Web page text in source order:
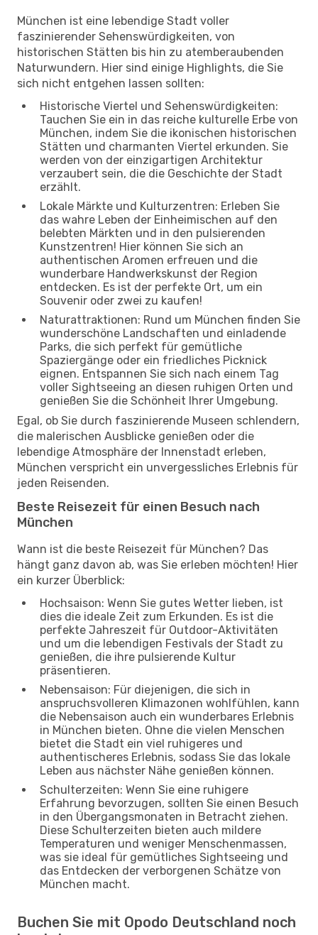
München ist eine lebendige Stadt voller
faszinierender Sehenswürdigkeiten, von
historischen Stätten bis hin zu atemberaubenden
Naturwundern. Hier sind einige Highlights, die Sie
sich nicht entgehen lassen sollten:
Historische Viertel und Sehenswürdigkeiten:
Tauchen Sie ein in das reiche kulturelle Erbe von
München, indem Sie die ikonischen historischen
Stätten und charmanten Viertel erkunden. Sie
werden von der einzigartigen Architektur
verzaubert sein, die die Geschichte der Stadt
erzählt.
Lokale Märkte und Kulturzentren: Erleben Sie
das wahre Leben der Einheimischen auf den
belebten Märkten und in den pulsierenden
Kunstzentren! Hier können Sie sich an
authentischen Aromen erfreuen und die
wunderbare Handwerkskunst der Region
entdecken. Es ist der perfekte Ort, um ein
Souvenir oder zwei zu kaufen!
Naturattraktionen: Rund um München finden Sie
wunderschöne Landschaften und einladende
Parks, die sich perfekt für gemütliche
Spaziergänge oder ein friedliches Picknick
eignen. Entspannen Sie sich nach einem Tag
voller Sightseeing an diesen ruhigen Orten und
genießen Sie die Schönheit Ihrer Umgebung.
Egal, ob Sie durch faszinierende Museen schlendern,
die malerischen Ausblicke genießen oder die
lebendige Atmosphäre der Innenstadt erleben,
München verspricht ein unvergessliches Erlebnis für
jeden Reisenden.
Beste Reisezeit für einen Besuch nach
München
Wann ist die beste Reisezeit für München? Das
hängt ganz davon ab, was Sie erleben möchten! Hier
ein kurzer Überblick:
Hochsaison: Wenn Sie gutes Wetter lieben, ist
dies die ideale Zeit zum Erkunden. Es ist die
perfekte Jahreszeit für Outdoor-Aktivitäten
und um die lebendigen Festivals der Stadt zu
genießen, die ihre pulsierende Kultur
präsentieren.
Nebensaison: Für diejenigen, die sich in
anspruchsvolleren Klimazonen wohlfühlen, kann
die Nebensaison auch ein wunderbares Erlebnis
in München bieten. Ohne die vielen Menschen
bietet die Stadt ein viel ruhigeres und
authentischeres Erlebnis, sodass Sie das lokale
Leben aus nächster Nähe genießen können.
Schulterzeiten: Wenn Sie eine ruhigere
Erfahrung bevorzugen, sollten Sie einen Besuch
in den Übergangsmonaten in Betracht ziehen.
Diese Schulterzeiten bieten auch mildere
Temperaturen und weniger Menschenmassen,
was sie ideal für gemütliches Sightseeing und
das Entdecken der verborgenen Schätze von
München macht.
Buchen Sie mit Opodo Deutschland noch